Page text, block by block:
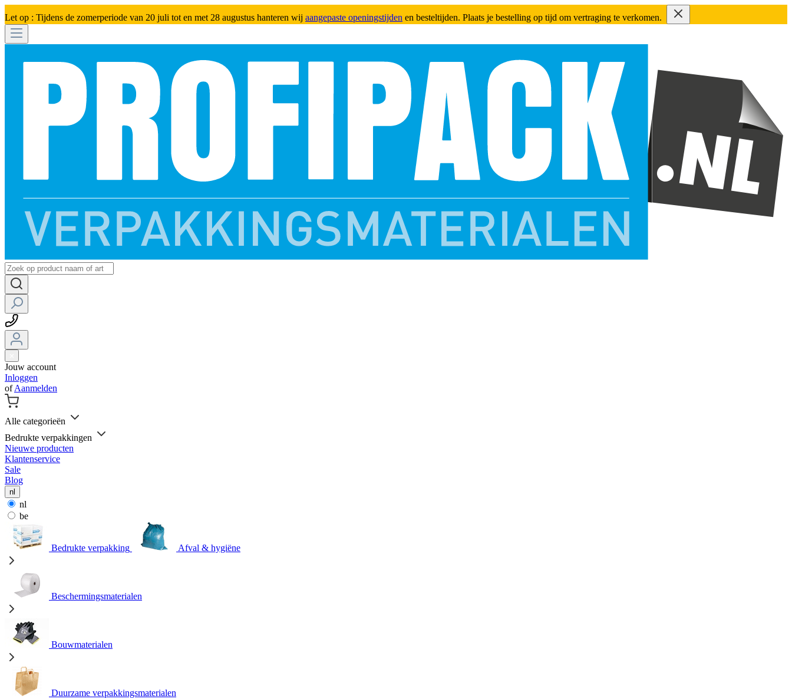
Let op : Tijdens de zomerperiode van 20 juli tot en met 28 augustus hanteren wij aangepaste openingstijden en besteltijden. Plaats je bestelling op tijd om vertraging te verkomen.
Jouw account
Inloggen
ofAanmelden
Alle categorieën
Bedrukte verpakkingen
Nieuwe producten
Klantenservice
Sale
Blog
nl
nl
be
Bedrukte verpakking Afval & hygiëne
Beschermingsmaterialen
Bouwmaterialen
Duurzame verpakkingsmaterialen